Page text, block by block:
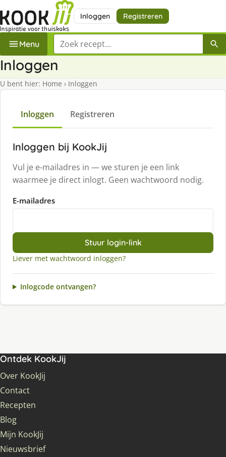
Inloggen Registreren
Menu Zoek een recept
Inloggen
U bent hier: Home › Inloggen
Inloggen Registreren
Inloggen bij KookJij
Vul je e-mailadres in — we sturen je een link
waarmee je direct inlogt. Geen wachtwoord nodig.
E-mailadres
Stuur login-link
Liever met wachtwoord inloggen?
Inlogcode ontvangen?
Ontdek KookJij
Over KookJij
Contact
Recepten
Blog
Mijn KookJij
Nieuwsbrief